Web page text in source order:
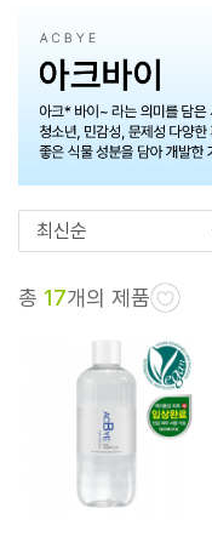
총 17개의 제품